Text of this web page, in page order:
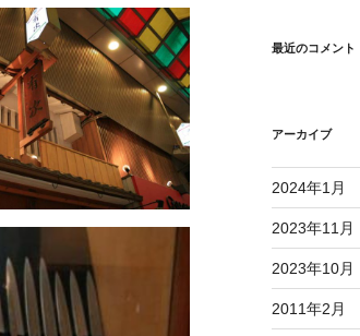
最近のコメント
アーカイブ
2024年1月
2023年11月
2023年10月
2011年2月